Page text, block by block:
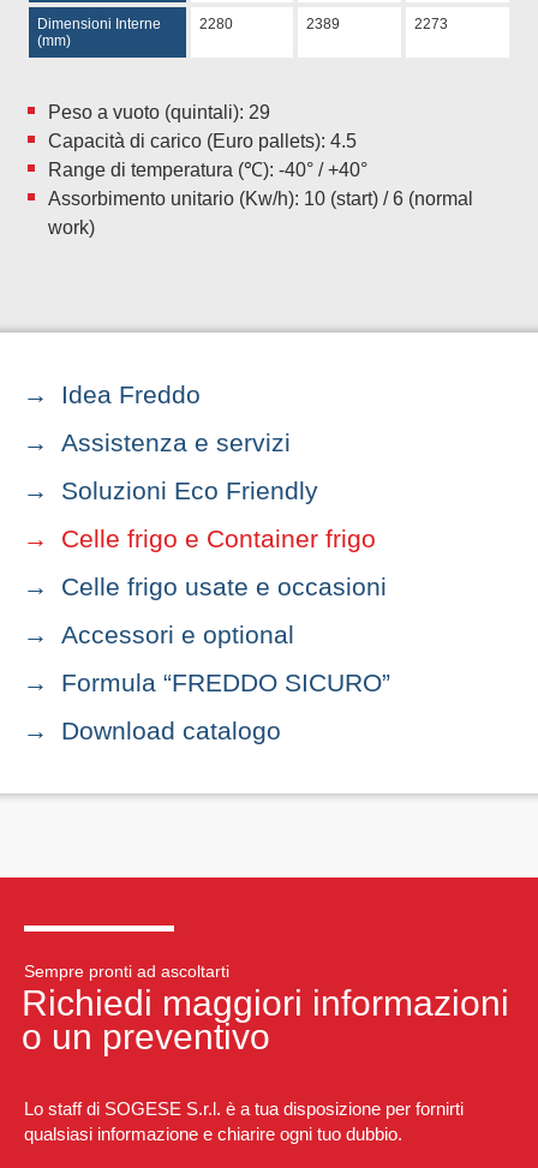
Dimensioni Interne
(mm)
2280 2389 2273
Peso a vuoto (quintali): 29
Capacità di carico (Euro pallets): 4.5
Range di temperatura (℃): -40° / +40°
Assorbimento unitario (Kw/h): 10 (start) / 6 (normal
work)
Idea Freddo
Assistenza e servizi
Soluzioni Eco Friendly
Celle frigo e Container frigo
Celle frigo usate e occasioni
Accessori e optional
Formula “FREDDO SICURO”
Download catalogo
Sempre pronti ad ascoltarti
Richiedi maggiori informazioni
o un preventivo
Lo staff di SOGESE S.r.l. è a tua disposizione per fornirti
qualsiasi informazione e chiarire ogni tuo dubbio.